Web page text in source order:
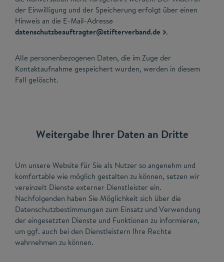
der Einwilligung und der Speicherung erfolgt über einen
Hinweis an die E-Mail-Adresse
datenschutzbeauftragter@stifterverband.de
.
Alle personenbezogenen Daten, die im Zuge der
Kontaktaufnahme gespeichert wurden, werden in diesem
Fall gelöscht.
Weitergabe Ihrer Daten an Dritte
Um unsere Website für Sie als Nutzer so angenehm und
komfortable wie möglich gestalten zu können, setzen wir
vereinzelt Dienste externer Dienstleister ein.
Nachfolgenden haben Sie Möglichkeit sich über die
Datenschutzbestimmungen zum Einsatz und Verwendung
der eingesetzten Dienste und Funktionen zu informieren,
um ggf. auch bei den Dienstleistern Ihre Rechte
wahrnehmen zu können.